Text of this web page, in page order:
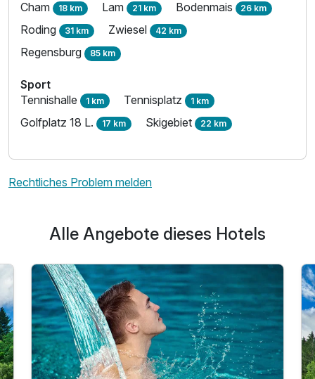
Cham 18 km Lam 21 km Bodenmais 26 km
Roding 31 km Zwiesel 42 km
Regensburg 85 km
Sport
Tennishalle 1 km Tennisplatz 1 km
Golfplatz 18 L. 17 km Skigebiet 22 km
Rechtliches Problem melden
Alle Angebote dieses Hotels